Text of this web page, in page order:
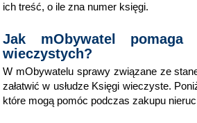
ich treść, o ile zna numer księgi.
Jak mObywatel
wieczystych?
W mObywatelu sprawy związane ze
załatwić w usłudze Księgi wieczyste.
które mogą pomóc podczas zakupu